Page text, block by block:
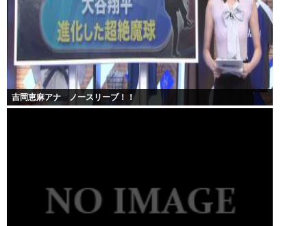
吉岡恵麻アナ ノースリーブ！！